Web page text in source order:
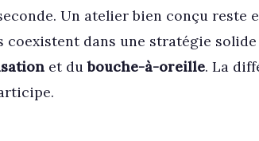
Un atelier bien conçu reste
coexistent dans une stratégie solide
et dubouche-à-oreille. La